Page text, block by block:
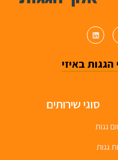
באיזי
סוגי שירותים
גגות
גגות